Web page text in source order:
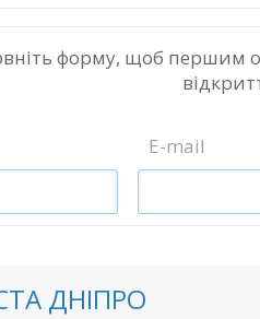
форму, щоб першим
E-mail
ДНІПРО